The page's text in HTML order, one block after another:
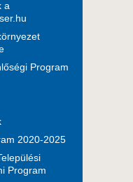
a
Program
2020-2025
Program